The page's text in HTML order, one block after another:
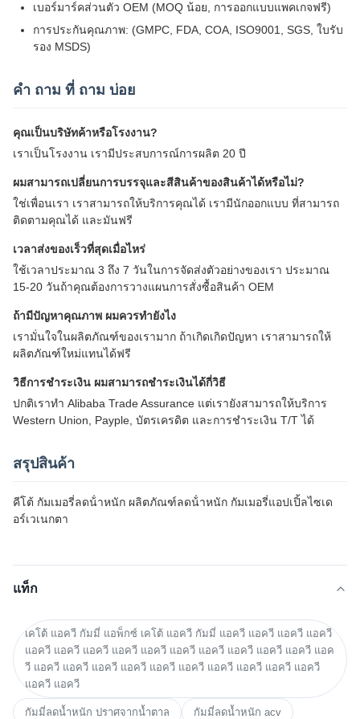
เบอร์มาร์คส่วนตัว OEM (MOQ น้อย, การออกแบบแพคเกจฟรี)
การประกันคุณภาพ: (GMPC, FDA, COA, ISO9001, SGS, ใบรับ
รอง MSDS)
คํา ถาม ที่ ถาม บ่อย
คุณเป็นบริษัทค้าหรือโรงงาน?
เราเป็นโรงงาน เรามีประสบการณ์การผลิต 20 ปี
ผมสามารถเปลี่ยนการบรรจุและสีสินค้าของสินค้าได้หรือไม่?
ใช่เพื่อนเรา เราสามารถให้บริการคุณได้ เรามีนักออกแบบ ที่สามารถ
ติดตามคุณได้ และมันฟรี
เวลาส่งของเร็วที่สุดเมื่อไหร่
ใช้เวลาประมาณ 3 ถึง 7 วันในการจัดส่งตัวอย่างของเรา ประมาณ
15-20 วันถ้าคุณต้องการวางแผนการสั่งซื้อสินค้า OEM
ถ้ามีปัญหาคุณภาพ ผมควรทํายังไง
เรามั่นใจในผลิตภัณฑ์ของเรามาก ถ้าเกิดเกิดปัญหา เราสามารถให้
ผลิตภัณฑ์ใหม่แทนได้ฟรี
วิธีการชําระเงิน ผมสามารถชําระเงินได้กี่วิธี
ปกติเราทํา Alibaba Trade Assurance แต่เรายังสามารถให้บริการ
Western Union, Payple, บัตรเครดิต และการชําระเงิน T/T ได้
สรุปสินค้า
คีโต้ กัมเมอรี่ลดน้ําหนัก ผลิตภัณฑ์ลดน้ําหนัก กัมเมอรี่แอปเปิ้ลไซเด
อร์เวเนกตา
แท็ก
เคโต้ แอควี กัมมี่ แอพ็กซ์ เคโต้ แอควี กัมมี่ แอควี แอควี แอควี แอควี
แอควี แอควี แอควี แอควี แอควี แอควี แอควี แอควี แอควี แอควี แอค
วี แอควี แอควี แอควี แอควี แอควี แอควี แอควี แอควี แอควี แอควี
แอควี แอควี
กัมมี่ลดน้ำหนัก ปราศจากน้ำตาล กัมมี่ลดน้ำหนัก acv